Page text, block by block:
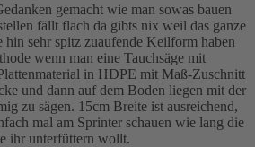
gemacht wie man sowas bauen
fällt flach da gibts nix weil das ganze
hin sehr spitz zuaufende Keilform haben
wenn man eine Tauchsäge mit
in HDPE mit Maß-Zuschnitt
und dann auf dem Boden liegen mit der
zu sägen. 15cm Breite ist ausreichend,
mal am Sprinter schauen wie lang die
ihr unterfüttern wollt.